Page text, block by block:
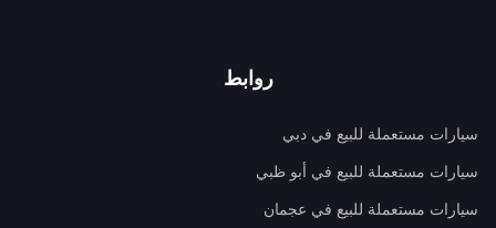
روابط
سيارات مستعملة للبيع في دبي
سيارات مستعملة للبيع في أبو ظبي
سيارات مستعملة للبيع في عجمان